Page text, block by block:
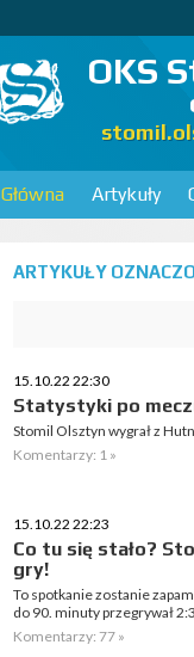
OKS
Główna Artykuły
ARTYKUŁY
15.10.22 22:30
Statystyki po
Stomil Olsztyn wygrał z
Komentarzy: 1 »
15.10.22 22:23
Co tu się stało?
gry!
To spotkanie zostanie
do 90. minuty przegrywał
Komentarzy: 77 »